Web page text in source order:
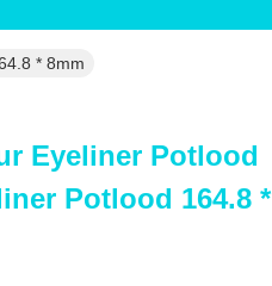
* 8mm
Eyeliner Potlood
Potlood 164.8 *